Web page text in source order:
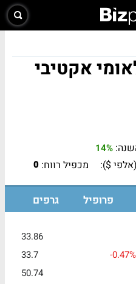
אקטיבי
14%
$): מכפיל רווח: 0
פרופיל גרפים
33.86
-0.47%
33.7
50.74